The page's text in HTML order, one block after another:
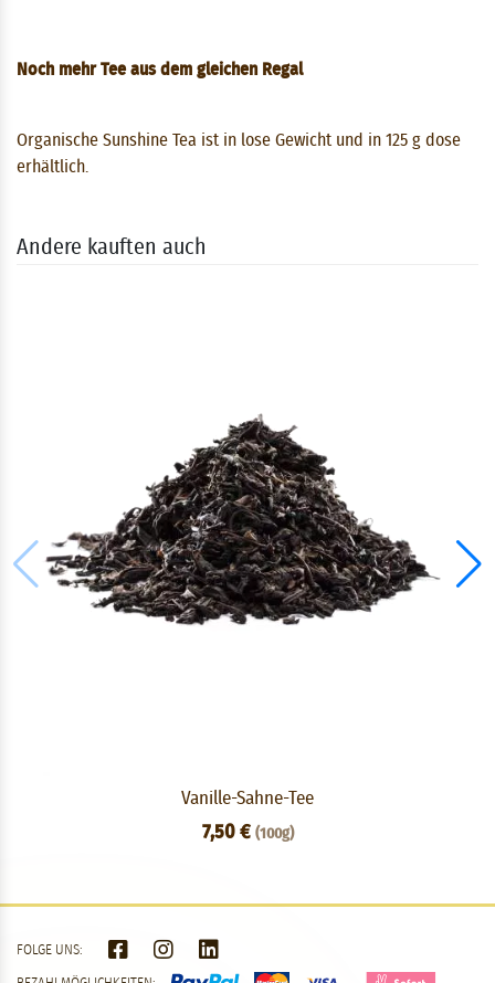
Noch mehr Tee aus dem gleichen Regal
Organische Sunshine Tea ist in lose Gewicht und in 125 g dose
erhältlich.
Andere kauften auch
Vanille-Sahne-Tee
7,50 € (100g)
FOLGE UNS: